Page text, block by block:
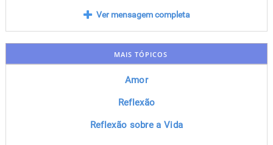
Ver mensagem completa
MAIS TÓPICOS
Amor
Reflexão
Reflexão sobre a Vida